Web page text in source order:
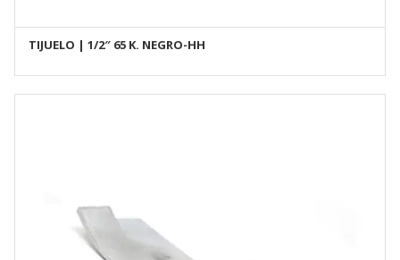
AÑADIR AL CARRITO
TIJUELO | 1/2″ 65 K. NEGRO-HH